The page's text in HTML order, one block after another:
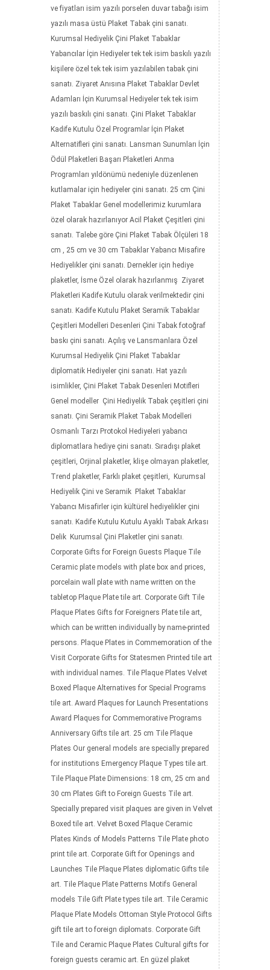
ve fiyatları isim yazılı porselen duvar tabağı isim
yazılı masa üstü Plaket Tabak çini sanatı.
Kurumsal Hediyelik Çini Plaket Tabaklar
Yabancılar İçin Hediyeler tek tek isim baskılı yazılı
kişilere özel tek tek isim yazılabilen tabak çini
sanatı. Ziyaret Anısına Plaket Tabaklar Devlet
Adamları İçin Kurumsal Hediyeler tek tek isim
yazılı baskılı çini sanatı. Çini Plaket Tabaklar
Kadife Kutulu Özel Programlar İçin Plaket
Alternatifleri çini sanatı. Lansman Sunumları İçin
Ödül Plaketleri Başarı Plaketleri Anma
Programları yıldönümü nedeniyle düzenlenen
kutlamalar için hediyeler çini sanatı. 25 cm Çini
Plaket Tabaklar Genel modellerimiz kurumlara
özel olarak hazırlanıyor Acil Plaket Çeşitleri çini
sanatı. Talebe göre Çini Plaket Tabak Ölçüleri 18
cm , 25 cm ve 30 cm Tabaklar Yabancı Misafire
Hediyelikler çini sanatı. Dernekler için hediye
plaketler, İsme Özel olarak hazırlanmış Ziyaret
Plaketleri Kadife Kutulu olarak verilmektedir çini
sanatı. Kadife Kutulu Plaket Seramik Tabaklar
Çeşitleri Modelleri Desenleri Çini Tabak fotoğraf
baskı çini sanatı. Açılış ve Lansmanlara Özel
Kurumsal Hediyelik Çini Plaket Tabaklar
diplomatik Hediyeler çini sanatı. Hat yazılı
isimlikler, Çini Plaket Tabak Desenleri Motifleri
Genel modeller Çini Hediyelik Tabak çeşitleri çini
sanatı. Çini Seramik Plaket Tabak Modelleri
Osmanlı Tarzı Protokol Hediyeleri yabancı
diplomatlara hediye çini sanatı. Sıradışı plaket
çeşitleri, Orjinal plaketler, klişe olmayan plaketler,
Trend plaketler, Farklı plaket çeşitleri, Kurumsal
Hediyelik Çini ve Seramik Plaket Tabaklar
Yabancı Misafirler için kültürel hediyelikler çini
sanatı. Kadife Kutulu Kutulu Ayaklı Tabak Arkası
Delik Kurumsal Çini Plaketler çini sanatı.
Corporate Gifts for Foreign Guests Plaque Tile
Ceramic plate models with plate box and prices,
porcelain wall plate with name written on the
tabletop Plaque Plate tile art. Corporate Gift Tile
Plaque Plates Gifts for Foreigners Plate tile art,
which can be written individually by name-printed
persons. Plaque Plates in Commemoration of the
Visit Corporate Gifts for Statesmen Printed tile art
with individual names. Tile Plaque Plates Velvet
Boxed Plaque Alternatives for Special Programs
tile art. Award Plaques for Launch Presentations
Award Plaques for Commemorative Programs
Anniversary Gifts tile art. 25 cm Tile Plaque
Plates Our general models are specially prepared
for institutions Emergency Plaque Types tile art.
Tile Plaque Plate Dimensions: 18 cm, 25 cm and
30 cm Plates Gift to Foreign Guests Tile art.
Specially prepared visit plaques are given in Velvet
Boxed tile art. Velvet Boxed Plaque Ceramic
Plates Kinds of Models Patterns Tile Plate photo
print tile art. Corporate Gift for Openings and
Launches Tile Plaque Plates diplomatic Gifts tile
art. Tile Plaque Plate Patterns Motifs General
models Tile Gift Plate types tile art. Tile Ceramic
Plaque Plate Models Ottoman Style Protocol Gifts
gift tile art to foreign diplomats. Corporate Gift
Tile and Ceramic Plaque Plates Cultural gifts for
foreign guests ceramic art. En güzel plaket